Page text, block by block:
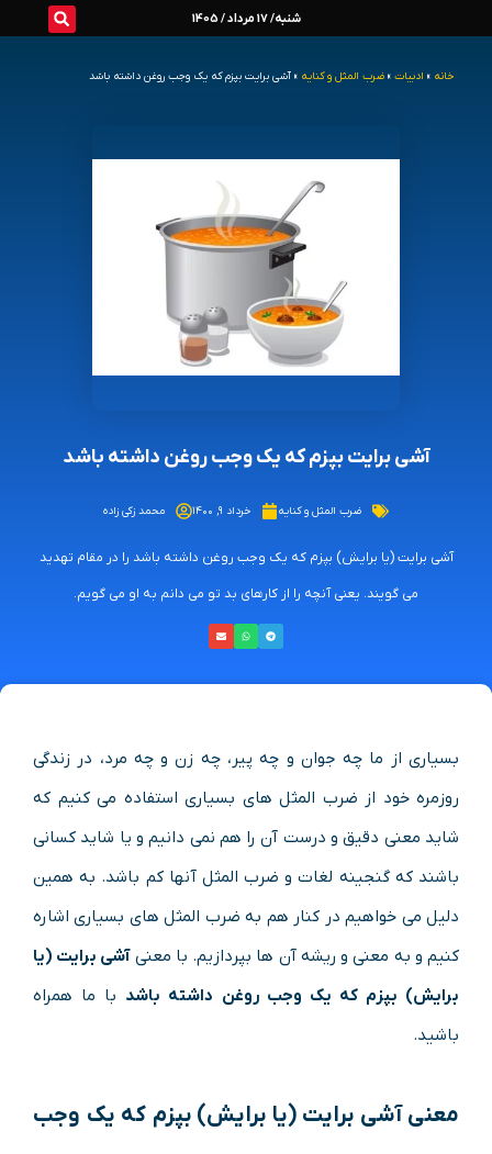
شنبه/ 17 مرداد / 1405
خانه » ادبیات » ضرب المثل و کنایه » آشی برایت بپزم که یک وجب روغن داشته باشد
آشی برایت بپزم که یک وجب روغن داشته باشد
ضرب المثل و کنایه خرداد ۹, ۱۴۰۰ محمد زکی زاده
آشی برایت (یا برایش) بپزم که یک وجب روغن داشته باشد را در مقام تهدید
می گویند. یعنی آنچه را از کارهای بد تو می دانم به او می گویم.
بسیاری از ما چه جوان و چه پیر، چه زن و چه مرد، در زندگی
روزمره خود از ضرب المثل های بسیاری استفاده می کنیم که
شاید معنی دقیق و درست آن را هم نمی دانیم و یا شاید کسانی
باشند که گنجینه لغات و ضرب المثل آنها کم باشد. به همین
دلیل می خواهیم در کنار هم به ضرب المثل های بسیاری اشاره
کنیم و به معنی و ریشه آن ها بپردازیم. با معنیآشی برایت (یا
برایش) بپزم که یک وجب روغن داشته باشد با ما همراه
باشید.
معنیآشی برایت (یا برایش) بپزم که یک وجب